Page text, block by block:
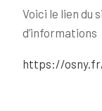
Voici le lien du
d’informations
https://